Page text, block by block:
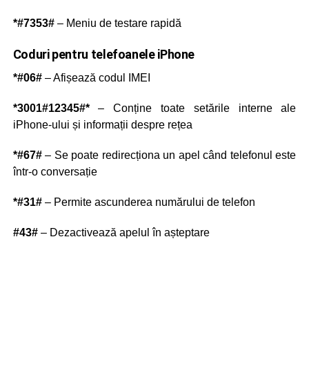
*#7353#– Meniu de testare rapidă
Coduri pentru telefoanele iPhone
*#06#– Afișează codul IMEI
*3001#12345#*– Conține toate setările interne ale
iPhone-ului și informații despre rețea
*#67#– Se poate redirecționa un apel când telefonul este
într-o conversație
*#31#– Permite ascunderea numărului de telefon
#43#– Dezactivează apelul în așteptare